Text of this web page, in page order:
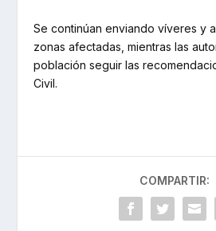
Se continúan enviando víveres y
zonas afectadas, mientras las
población seguir las
Civil.
COMPARTIR: